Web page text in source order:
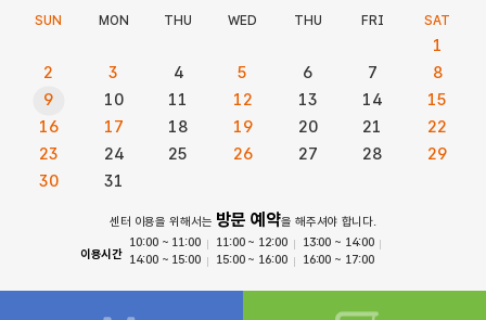
SUN MON THU WED THU FRI SAT
1
2
3 4 5 6 7
8
9
10 11 12 13 14
15
16
17 18 19 20 21
22
23
24 25 26 27 28
29
30
31
센터 이용을 위해서는 방문 예약을 해주셔야 합니다.
이용시간
10:00 ~ 11:00 11:00 ~ 12:00
13:00 ~ 14:00
14:00 ~ 15:00
15:00 ~ 16:00 16:00 ~ 17:00